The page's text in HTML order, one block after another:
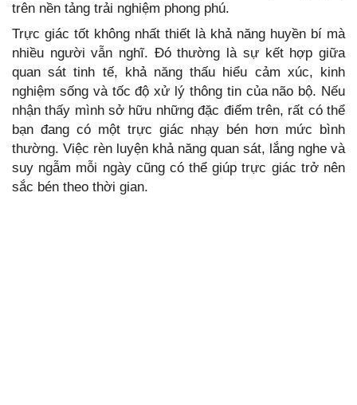
trên nền tảng trải nghiệm phong phú.
Trực giác tốt không nhất thiết là khả năng huyền bí mà
nhiều người vẫn nghĩ. Đó thường là sự kết hợp giữa
quan sát tinh tế, khả năng thấu hiểu cảm xúc, kinh
nghiệm sống và tốc độ xử lý thông tin của não bộ. Nếu
nhận thấy mình sở hữu những đặc điểm trên, rất có thể
bạn đang có một trực giác nhạy bén hơn mức bình
thường. Việc rèn luyện khả năng quan sát, lắng nghe và
suy ngẫm mỗi ngày cũng có thể giúp trực giác trở nên
sắc bén theo thời gian.